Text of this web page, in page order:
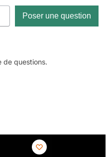
Poser une question
de questions.